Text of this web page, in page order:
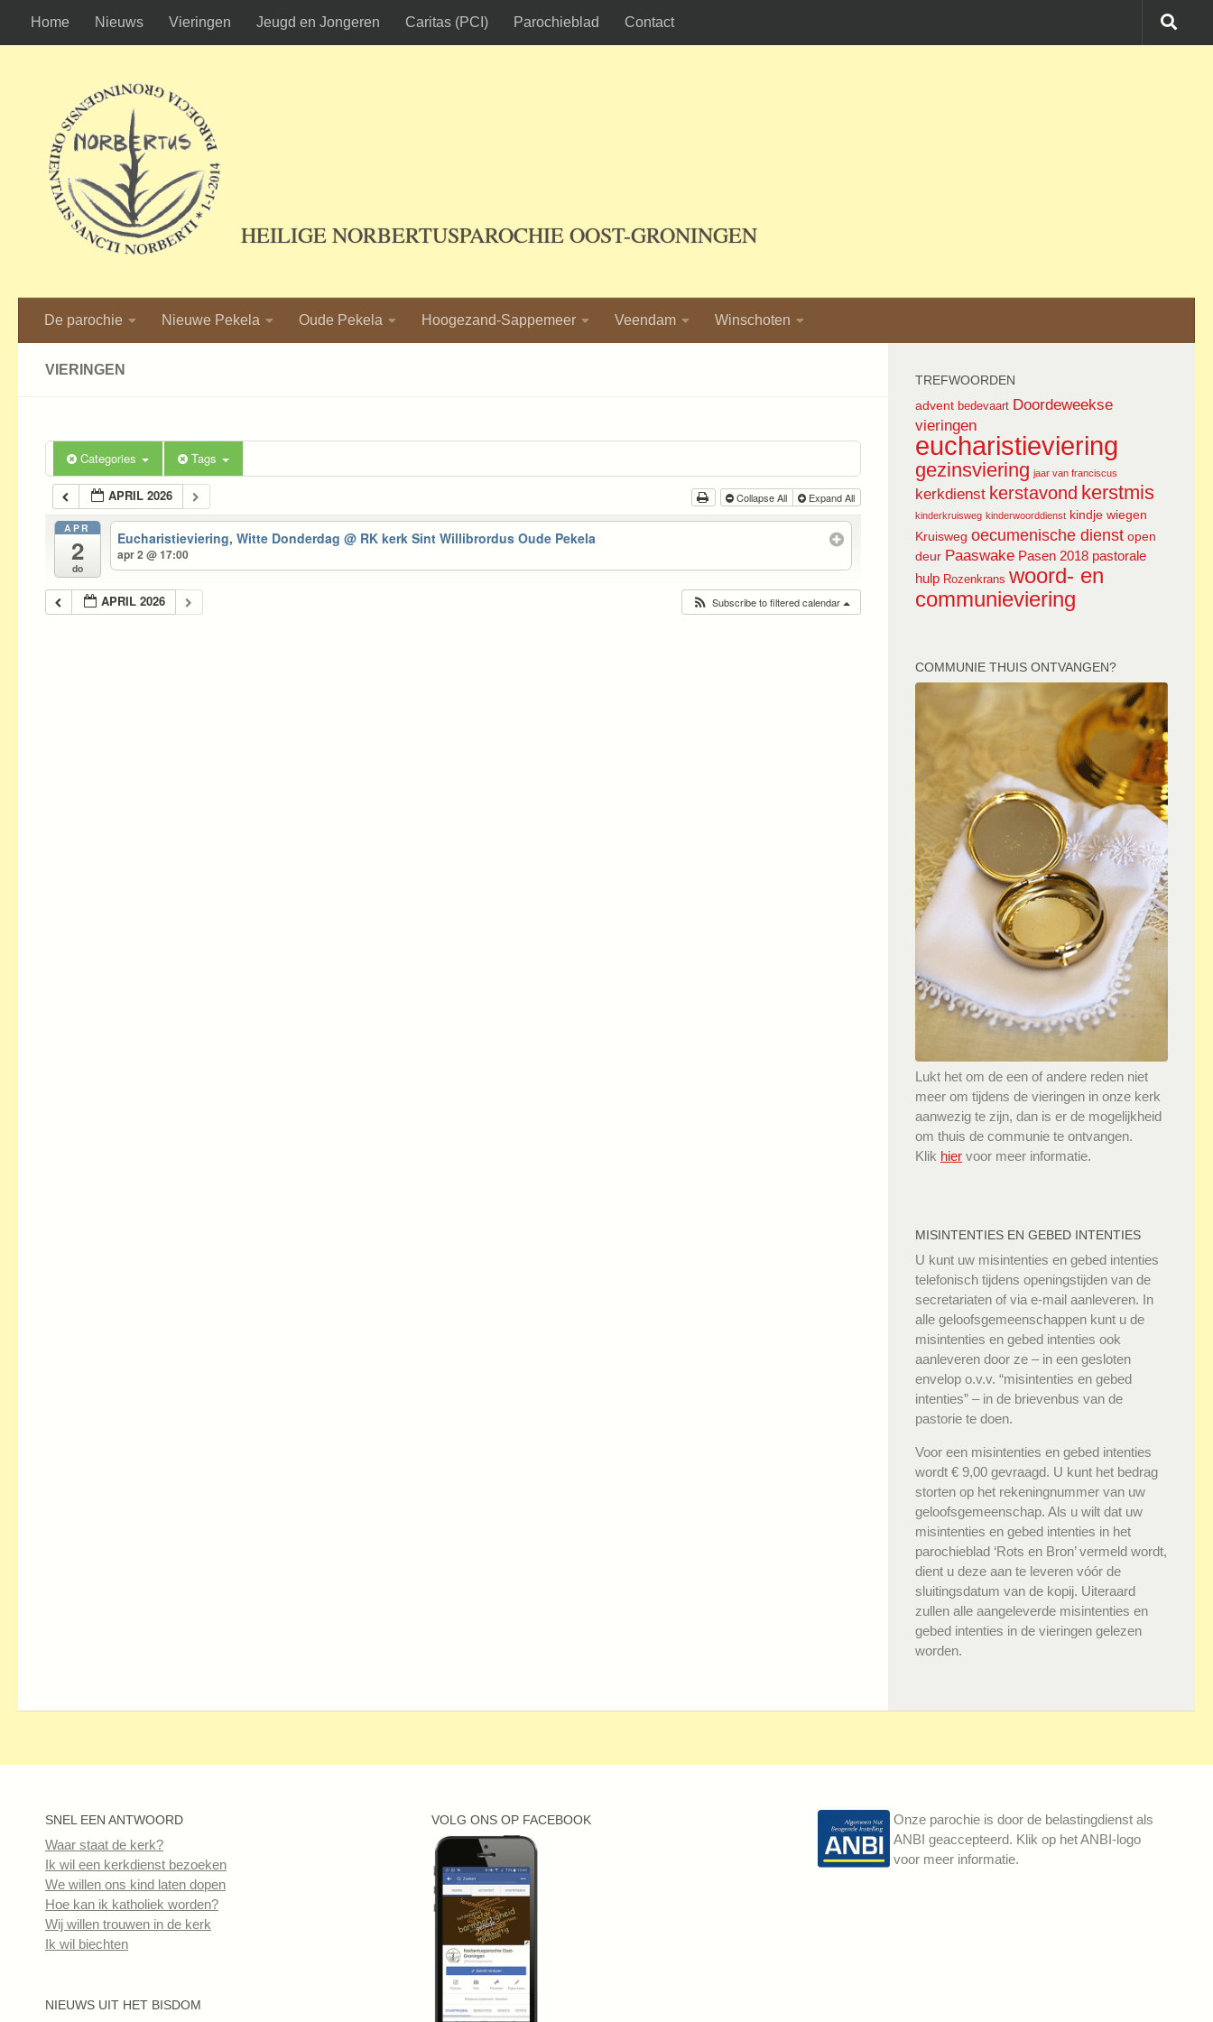
Ga naar de inhoud
Home Nieuws Vieringen Jeugd en Jongeren Caritas (PCI) Parochieblad Contact
HEILIGE NORBERTUSPAROCHIE OOST-GRONINGEN
De parochie Nieuwe Pekela Oude Pekela Hoogezand-Sappemeer Veendam Winschoten
VIERINGEN
Categories Tags
APRIL 2026 Collapse All Expand All
APR
2
do
Eucharistieviering, Witte Donderdag@ RK kerk Sint Willibrordus Oude Pekela
apr 2 @ 17:00
APRIL 2026 Subscribe to filtered calendar
TREFWOORDEN
advent bedevaart Doordeweekse
vieringen
eucharistieviering
gezinsviering jaar van franciscus
kerkdienst kerstavond kerstmis
kinderkruisweg kinderwoorddienst kindje wiegen
Kruisweg oecumenische dienst open
deur Paaswake Pasen 2018 pastorale
hulp Rozenkrans woord- en
communieviering
COMMUNIE THUIS ONTVANGEN?
Lukt het om de een of andere reden niet
meer om tijdens de vieringen in onze kerk
aanwezig te zijn, dan is er de mogelijkheid
om thuis de communie te ontvangen.
Klik hier voor meer informatie.
MISINTENTIES EN GEBED INTENTIES
U kunt uw misintenties en gebed intenties
telefonisch tijdens openingstijden van de
secretariaten of via e-mail aanleveren. In
alle geloofsgemeenschappen kunt u de
misintenties en gebed intenties ook
aanleveren door ze – in een gesloten
envelop o.v.v. “misintenties en gebed
intenties” – in de brievenbus van de
pastorie te doen.
Voor een misintenties en gebed intenties
wordt € 9,00 gevraagd. U kunt het bedrag
storten op het rekeningnummer van uw
geloofsgemeenschap. Als u wilt dat uw
misintenties en gebed intenties in het
parochieblad ‘Rots en Bron’ vermeld wordt,
dient u deze aan te leveren vóór de
sluitingsdatum van de kopij. Uiteraard
zullen alle aangeleverde misintenties en
gebed intenties in de vieringen gelezen
worden.
SNEL EEN ANTWOORD
Waar staat de kerk?
Ik wil een kerkdienst bezoeken
We willen ons kind laten dopen
Hoe kan ik katholiek worden?
Wij willen trouwen in de kerk
Ik wil biechten
NIEUWS UIT HET BISDOM
VOLG ONS OP FACEBOOK
Onze parochie is door de belastingdienst als
ANBI geaccepteerd. Klik op het ANBI-logo
voor meer informatie.